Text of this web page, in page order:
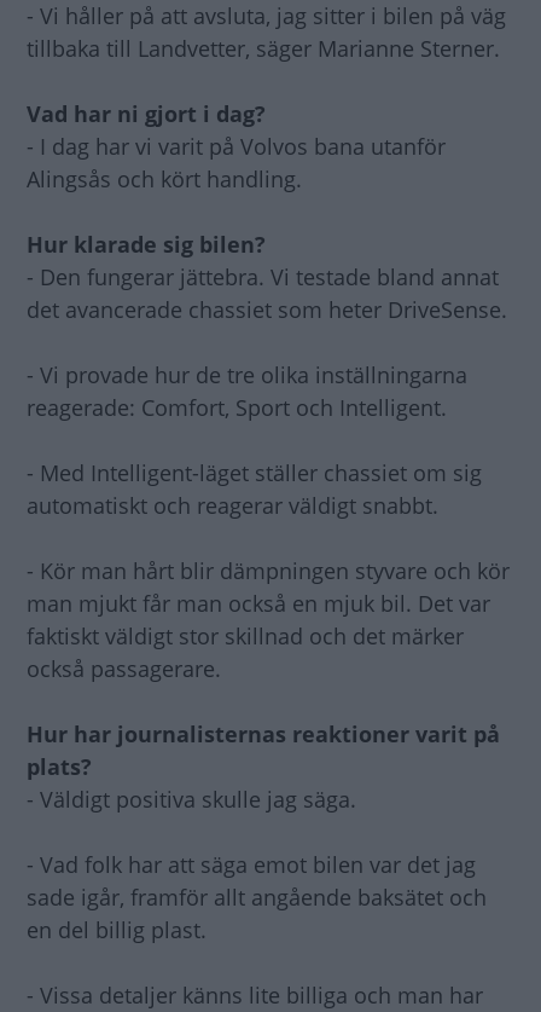
- Vi håller på att avsluta, jag sitter i bilen på väg
tillbaka till Landvetter, säger Marianne Sterner.
Vad har ni gjort i dag?
- I dag har vi varit på Volvos bana utanför
Alingsås och kört handling.
Hur klarade sig bilen?
- Den fungerar jättebra. Vi testade bland annat
det avancerade chassiet som heter DriveSense.
- Vi provade hur de tre olika inställningarna
reagerade: Comfort, Sport och Intelligent.
- Med Intelligent-läget ställer chassiet om sig
automatiskt och reagerar väldigt snabbt.
- Kör man hårt blir dämpningen styvare och kör
man mjukt får man också en mjuk bil. Det var
faktiskt väldigt stor skillnad och det märker
också passagerare.
Hur har journalisternas reaktioner varit på
plats?
- Väldigt positiva skulle jag säga.
- Vad folk har att säga emot bilen var det jag
sade igår, framför allt angående baksätet och
en del billig plast.
- Vissa detaljer känns lite billiga och man har